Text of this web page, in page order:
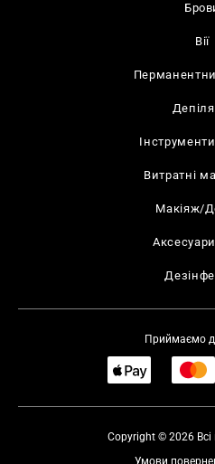
Вії
Витратні
Макіяж/
Приймаємо
Copyright © 2026 Всі